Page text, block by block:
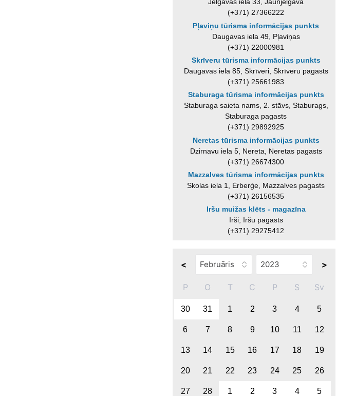
Jelgavas iela 33, Jaunjelgava
(+371) 27366222
Pļaviņu tūrisma informācijas punkts
Daugavas iela 49, Pļaviņas
(+371) 22000981
Skrīveru tūrisma informācijas punkts
Daugavas iela 85, Skrīveri, Skrīveru pagasts
(+371) 25661983
Staburaga tūrisma informācijas punkts
Staburaga saieta nams, 2. stāvs, Staburags,
Staburaga pagasts
(+371) 29892925
Neretas tūrisma informācijas punkts
Dzirnavu iela 5, Nereta, Neretas pagasts
(+371) 26674300
Mazzalves tūrisma informācijas punkts
Skolas iela 1, Ērberģe, Mazzalves pagasts
(+371) 26156535
Iršu muižas klēts - magazīna
Irši, Iršu pagasts
(+371) 29275412
< >
P O T C P S Sv
30 31 1 2 3 4 5
6 7 8 9 10 11 12
13 14 15 16 17 18 19
20 21 22 23 24 25 26
27 28 1 2 3 4 5